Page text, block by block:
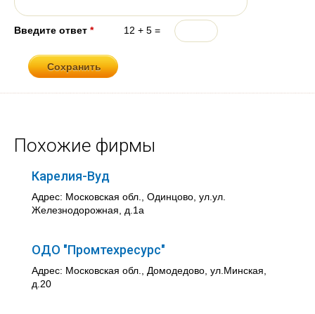
Введите ответ * 12 + 5 =
Похожие фирмы
Карелия-Вуд
Адрес: Московская обл., Одинцово, ул.ул.
Железнодорожная, д.1а
ОДО "Промтехресурс"
Адрес: Московская обл., Домодедово, ул.Минская,
д.20